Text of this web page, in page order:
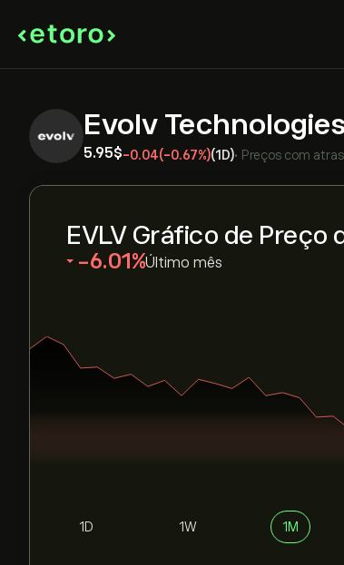
Evolv
5.95‎$‎-0.04(-0.67%)(1D)• Preços com
EVLV Gráfico de Preço
‎-6.01‎ Último mês
1D 1W 1M